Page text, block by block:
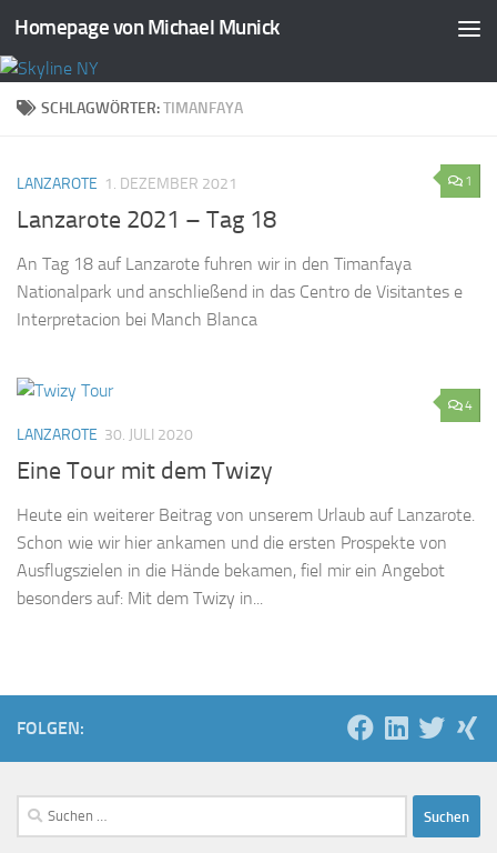
Zum Inhalt springen
Homepage von Michael Munick
SCHLAGWÖRTER:TIMANFAYA
1
LANZAROTE 1. DEZEMBER 2021
Lanzarote 2021 – Tag 18
An Tag 18 auf Lanzarote fuhren wir in den Timanfaya
Nationalpark und anschließend in das Centro de Visitantes e
Interpretacion bei Manch Blanca
4
LANZAROTE 30. JULI 2020
Eine Tour mit dem Twizy
Heute ein weiterer Beitrag von unserem Urlaub auf Lanzarote.
Schon wie wir hier ankamen und die ersten Prospekte von
Ausflugszielen in die Hände bekamen, fiel mir ein Angebot
besonders auf: Mit dem Twizy in...
FOLGEN:
Suchen
nach: